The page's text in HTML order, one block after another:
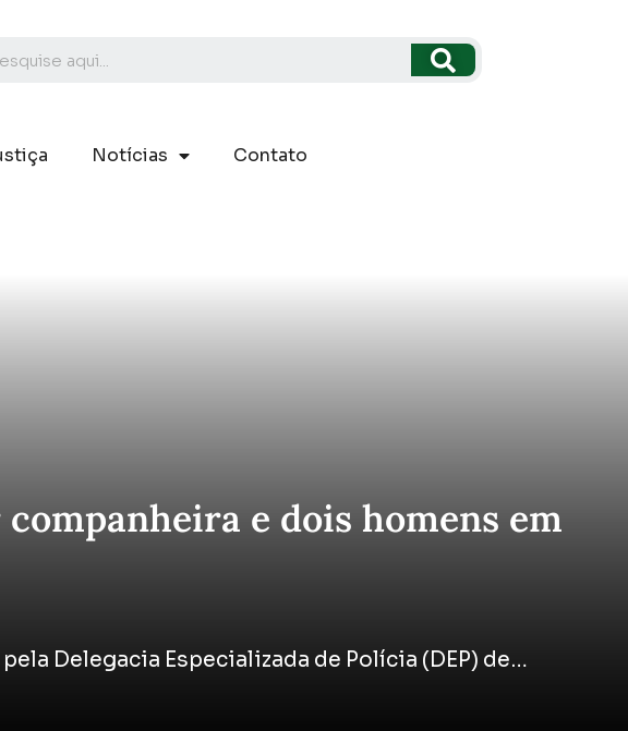
Notícias Contato
e dois homens em
Delegacia Especializada de Polícia (DEP) de…